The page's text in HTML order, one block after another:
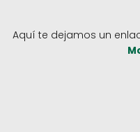
Aquí te dejamos un